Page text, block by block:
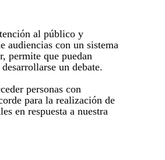
al público y
audiencias con un sistema
permite que puedan
un debate.
personas con
para la realización de
en respuesta a nuestra